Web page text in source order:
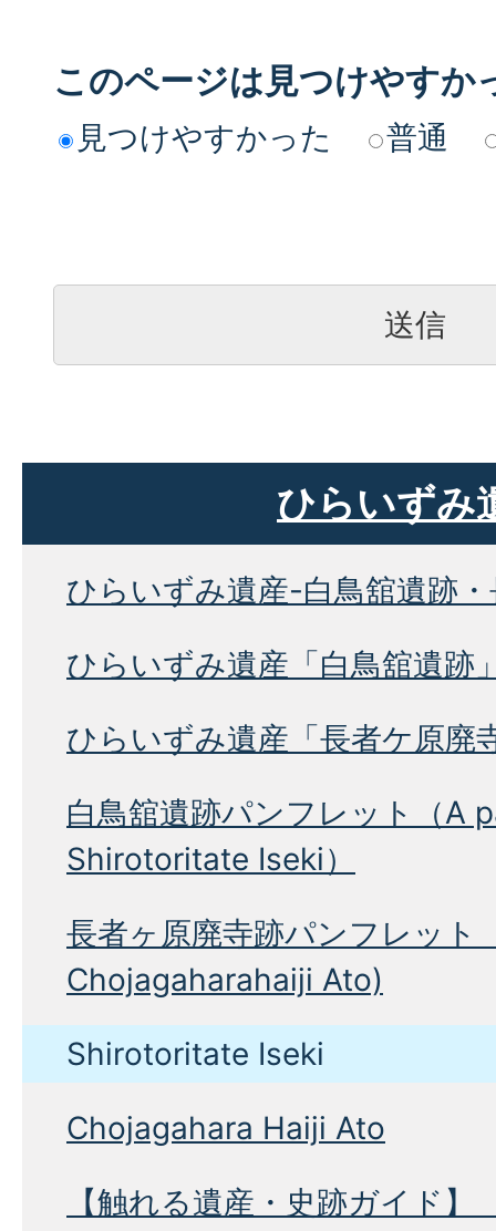
このページは見つけやすか
見つけやすかった 普通
ひらいずみ
ひらいずみ遺産-白鳥舘遺跡
ひらいずみ遺産「白鳥舘遺跡
ひらいずみ遺産「長者ケ原廃
白鳥舘遺跡パンフレット（A
Shirotoritate Iseki）
長者ヶ原廃寺跡パンフレッ
Chojagaharahaiji Ato)
Shirotoritate Iseki
Chojagahara Haiji Ato
【触れる遺産・史跡ガイド】